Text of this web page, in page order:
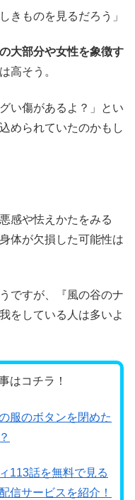
きものを見るだろう」
大部分や女性を象徴す
高そう。
い傷があるよ？」とい
められていたのかもし
感や怯えかたをみる
体が欠損した可能性は
ですが、『風の谷のナ
をしている人は多いよ
はコチラ！
服のボタンを閉めた
113話を無料で見る
信サービスを紹介！